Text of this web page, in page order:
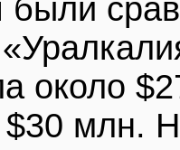
были
около
млн.